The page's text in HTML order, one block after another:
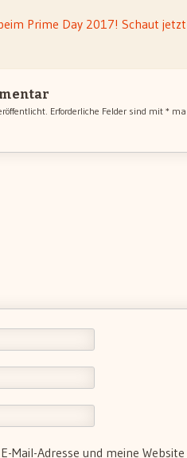
Prime Day 2017! Schaut
Erforderliche Felder sind mit *
Mail-Adresse und meine